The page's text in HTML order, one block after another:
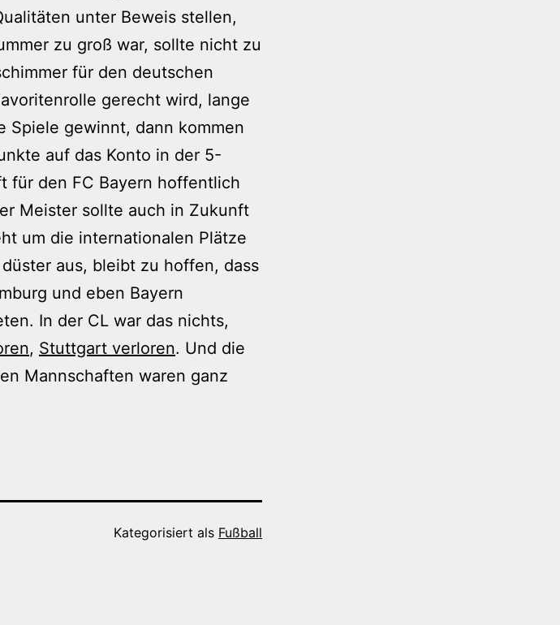
unter Beweis stellen,
zu groß war, sollte nicht zu
für den deutschen
gerecht wird, lange
Spiele gewinnt, dann kommen
auf das Konto in der 5-
für den FC Bayern hoffentlich
Meister sollte auch in Zukunft
um die internationalen Plätze
aus, bleibt zu hoffen, dass
und eben Bayern
In der CL war das nichts,
, Stuttgart verloren. Und die
Mannschaften waren ganz
Kategorisiert als Fußball